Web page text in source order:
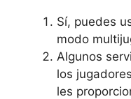
Sí, puedes
modo
Algunos
los
les